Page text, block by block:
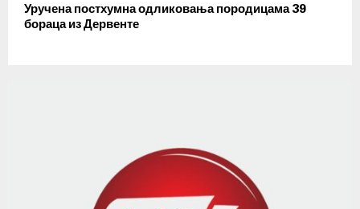
Уручена постхумна одликовања породицама 39
бораца из Дервенте